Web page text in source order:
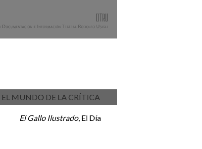
EL MUNDO DE LA CRÍTICA
El Gallo Ilustrado, El Día